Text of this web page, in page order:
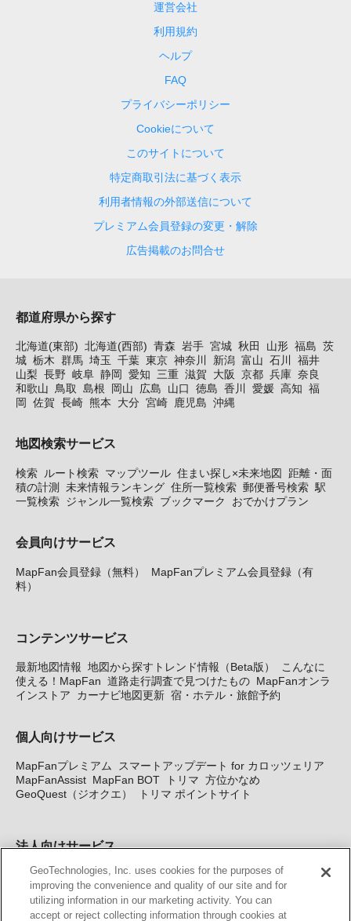
運営会社
利用規約
ヘルプ
FAQ
プライバシーポリシー
Cookieについて
このサイトについて
特定商取引法に基づく表示
利用者情報の外部送信について
プレミアム会員登録の変更・解除
広告掲載のお問合せ
都道府県から探す
北海道(東部) 北海道(西部) 青森 岩手 宮城 秋田 山形 福島 茨
城 栃木 群馬 埼玉 千葉 東京 神奈川 新潟 富山 石川
福井
山梨 長野 岐阜 静岡 愛知 三重 滋賀 大阪 京都 兵庫 奈良
和歌山
鳥取 島根 岡山 広島 山口 徳島 香川 愛媛 高知 福
岡
佐賀 長崎 熊本 大分 宮崎 鹿児島 沖縄
地図検索サービス
検索 ルート検索 マップツール 住まい探し×未来地図
距離・面
積の計測
未来情報ランキング 住所一覧検索 郵便番号検索 駅
一覧検索 ジャンル一覧検索 ブックマーク おでかけプラン
会員向けサービス
MapFan会員登録（無料）
MapFanプレミアム会員登録（有
料）
コンテンツサービス
最新地図情報 地図から探すトレンド情報（Beta版）
こんなに
使える！MapFan 道路走行調査で見つけたもの MapFanオンラ
インストア
カーナビ地図更新 宿・ホテル・旅館予約
個人向けサービス
MapFanプレミアム
スマートアップデート for カロッツェリア
MapFanAssist MapFan BOT トリマ 方位かなめ
GeoQuest（ジオクエ）
トリマ ポイントサイト
法人向けサービス
法人向け地図・位置情報サービス WEBサイト・システム向け地
図API Windows PC向け地図開発キット MapFan DB 住所確認
サービス
MAP WORLD+ トリマ広告 Geo-Research
GeoTechnologies, Inc. uses cookies for the purposes of
improving the convenience and quality of our site and for
utilizing information in our marketing activity. You can
accept or reject collecting information through cookies at